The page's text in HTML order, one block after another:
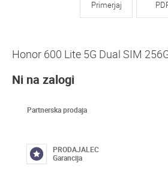
Primerjaj
Honor 600 Lite 5G Dual SIM
Ni na zalogi
Partnerska prodaja
PRODAJALEC
Garancija